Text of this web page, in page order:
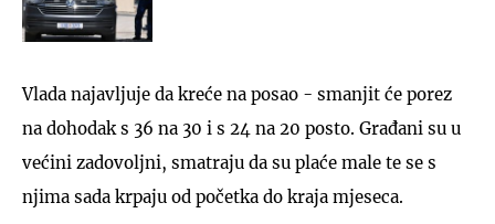
Vlada najavljuje da kreće na posao - smanjit će porez
na dohodak s 36 na 30 i s 24 na 20 posto. Građani su u
većini zadovoljni, smatraju da su plaće male te se s
njima sada krpaju od početka do kraja mjeseca.